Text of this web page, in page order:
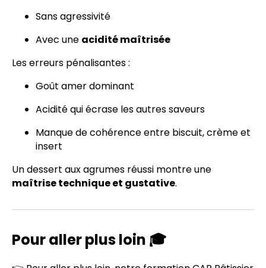
Sans agressivité
Avec une acidité maîtrisée
Les erreurs pénalisantes :
Goût amer dominant
Acidité qui écrase les autres saveurs
Manque de cohérence entre biscuit, crème et
insert
Un dessert aux agrumes réussi montre une
maîtrise technique et gustative.
Pour aller plus loin 🎓